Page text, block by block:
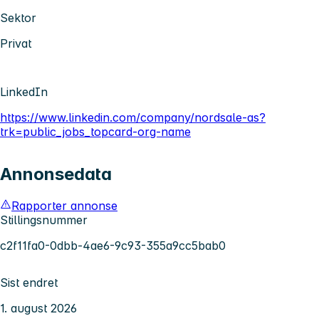
Sektor
Privat
LinkedIn
https://www.linkedin.com/company/nordsale-as?
trk=public_jobs_topcard-org-name
Annonsedata
Rapporter annonse
Stillingsnummer
c2f11fa0-0dbb-4ae6-9c93-355a9cc5bab0
Sist endret
1. august 2026